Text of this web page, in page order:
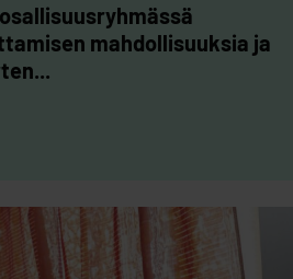
mahdollisuuksia ja